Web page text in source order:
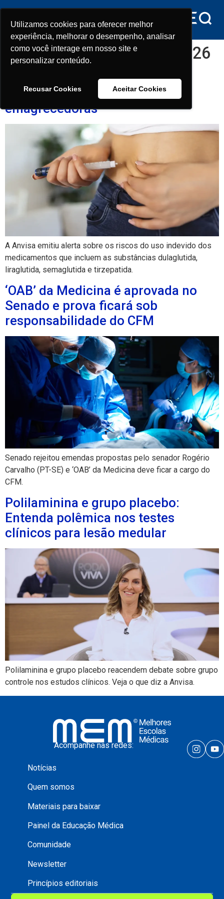
Utilizamos cookies para oferecer melhor
experiência, melhorar o desempenho, analisar
como você interage em nosso site e
personalizar conteúdo.
Recusar Cookies Aceitar Cookies
Utilizamos cookies para oferecer melhor
experiência, melhorar o desempenho, analisar
como você interage em nosso site e
personalizar conteúdo.
Recusar Cookies Aceitar Cookies
conteúdo
Dia:25 de fevereiro de 2026
Nutrólogo explica relação entre
pancreatite e canetas
emagrecedoras
A Anvisa emitiu alerta sobre os riscos do uso indevido dos
medicamentos que incluem as substâncias dulaglutida,
liraglutida, semaglutida e tirzepatida.
‘OAB’ da Medicina é aprovada no
Senado e prova ficará sob
responsabilidade do CFM
Senado rejeitou emendas propostas pelo senador Rogério
Carvalho (PT-SE) e ‘OAB’ da Medicina deve ficar a cargo do
CFM.
Polilaminina e grupo placebo:
Entenda polêmica nos testes
clínicos para lesão medular
Polilaminina e grupo placebo reacendem debate sobre grupo
controle nos estudos clínicos. Veja o que diz a Anvisa.
Acompanhe nas redes:
Notícias
Quem somos
Materiais para baixar
Painel da Educação Médica
Comunidade
Newsletter
Princípios editoriais